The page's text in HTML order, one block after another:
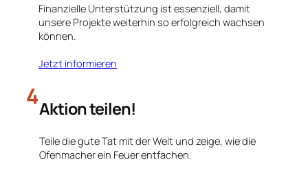
Finanzielle Unterstützung ist essenziell, damit
unsere Projekte weiterhin so erfolgreich wachsen
können.
Jetzt informieren
4Aktion teilen!
Teile die gute Tat mit der Welt und zeige, wie die
Ofenmacher ein Feuer entfachen.